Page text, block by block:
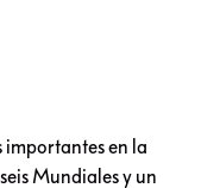
importantes en la
Mundiales y un